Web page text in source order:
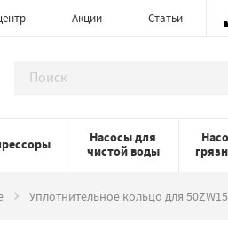
Акции Статьи
Насосы для
чистой воды
Уплотнительное кольцо для